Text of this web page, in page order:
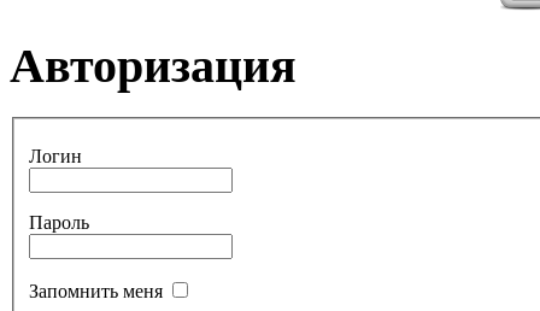
Авторизация
Логин
Пароль
Запомнить меня